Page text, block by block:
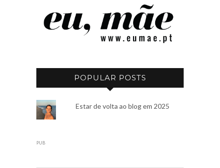
POPULAR POSTS
Estar de volta ao blog em 2025
PUB